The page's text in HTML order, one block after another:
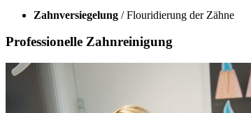
Zahnversiegelung / Flouridierung der Zähne
Professionelle Zahnreinigung